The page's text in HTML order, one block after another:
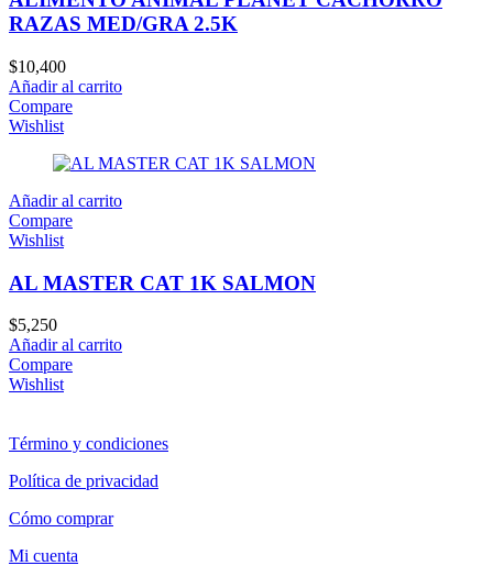
RAZAS MED/GRA 2.5K
$10,400
Añadir al carrito
Compare
Wishlist
Añadir al carrito
Compare
Wishlist
AL MASTER CAT 1K SALMON
$5,250
Añadir al carrito
Compare
Wishlist
Término y condiciones
Política de privacidad
Cómo comprar
Mi cuenta